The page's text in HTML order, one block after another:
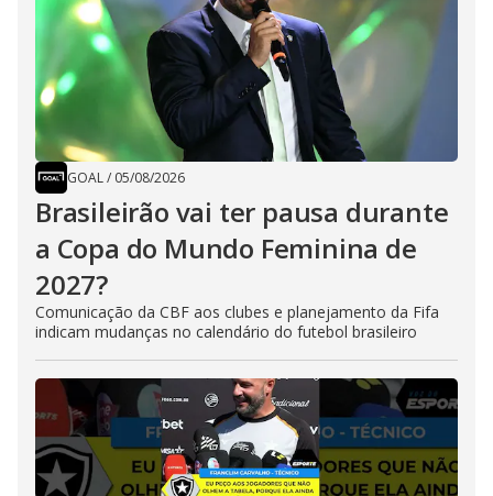
GOAL/ 05/08/2026
Brasileirão vai ter pausa durante
a Copa do Mundo Feminina de
2027?
Comunicação da CBF aos clubes e planejamento da Fifa
indicam mudanças no calendário do futebol brasileiro